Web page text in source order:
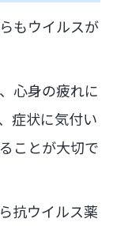
もウイルスが
心身の疲れに
症状に気付い
ことが大切で
抗ウイルス薬